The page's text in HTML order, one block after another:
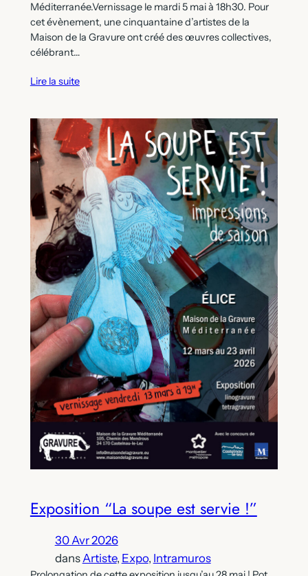
Méditerranée.Vernissage le mardi 5 mai à 18h30. Pour
cet évènement, une cinquantaine d’artistes de la
Maison de la Gravure ont créé des œuvres collectives,
célébrant…
Lire la suite
Exposition “La soupe est servie !”
30 Avr 2026
dansArtiste, Expo, Intramuros